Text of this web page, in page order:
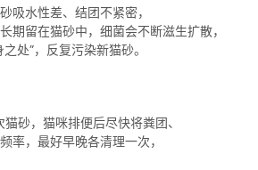
吸水性差、结团不紧密，
留在猫砂中，细菌会不断滋生扩散，
处”，反复污染新猫砂。
砂，猫咪排便后尽快将粪团、
率，最好早晚各清理一次，